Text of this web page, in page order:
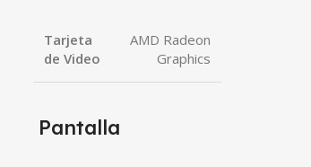
Tarjeta
de Video
AMD Radeon
Graphics
Pantalla